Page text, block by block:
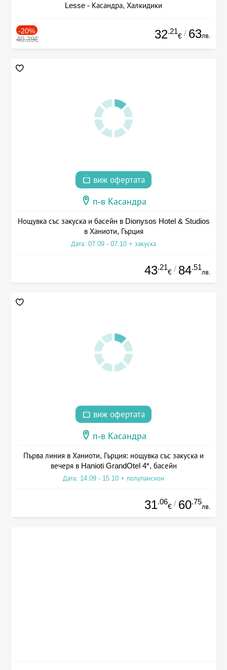
Lesse - Касандра, Халкидики
-20%
40.39€ 32.21
€ / 63лв.
виж офертата
п-в Касандра
Нощувка със закуска и басейн в Dionysos Hotel & Studios
в Ханиоти, Гърция
Дата: 07.09 - 07.10 + закуска
43.21
€ / 84.51
лв.
виж офертата
п-в Касандра
Първа линия в Ханиоти, Гърция: нощувка със закуска и
вечеря в Hanioti GrandOtel 4*, басейн
Дата: 14.09 - 15.10 + полупансион
31.06
€ / 60.75
лв.